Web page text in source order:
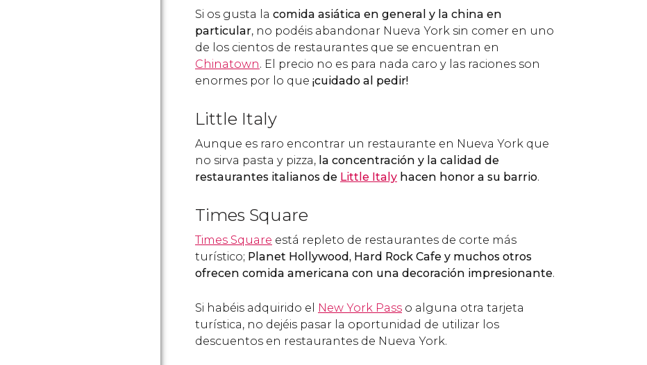
Si os gusta la comida asiática en general y la china en
particular, no podéis abandonar Nueva York sin comer en uno
de los cientos de restaurantes que se encuentran en
Chinatown. El precio no es para nada caro y las raciones son
enormes por lo que ¡cuidado al pedir!
Little Italy
Aunque es raro encontrar un restaurante en Nueva York que
no sirva pasta y pizza, la concentración y la calidad de
restaurantes italianos de Little Italy hacen honor a su barrio.
Times Square
Times Square está repleto de restaurantes de corte más
turístico; Planet Hollywood, Hard Rock Cafe y muchos otros
ofrecen comida americana con una decoración impresionante.
Si habéis adquirido el New York Pass o alguna otra tarjeta
turística, no dejéis pasar la oportunidad de utilizar los
descuentos en restaurantes de Nueva York.